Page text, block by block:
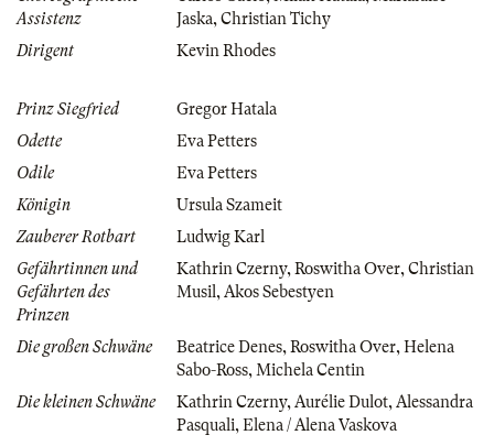
Assistenz
Jaska, Christian Tichy
Dirigent
Kevin Rhodes
Prinz Siegfried
Gregor Hatala
Odette
Eva Petters
Odile
Eva Petters
Königin
Ursula Szameit
Zauberer Rotbart
Ludwig Karl
Gefährtinnen und
Gefährten des
Prinzen
Kathrin Czerny, Roswitha Over, Christian
Musil , Akos Sebestyen
Die großen Schwäne Beatrice Denes, Roswitha Over, Helena
Sabo-Ross, Michela Centin
Die kleinen Schwäne
Kathrin Czerny, Aurélie Dulot, Alessandra
Pasquali, Elena / Alena Vaskova